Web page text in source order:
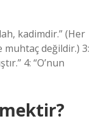
kadimdir.” (Her
muhtaç değildir.) 3:
4: “O’nun